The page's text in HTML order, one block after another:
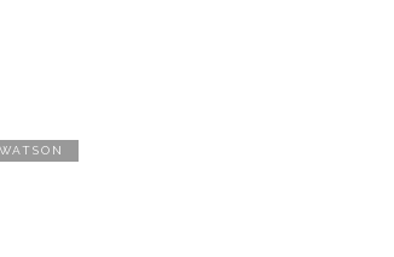
WATSON